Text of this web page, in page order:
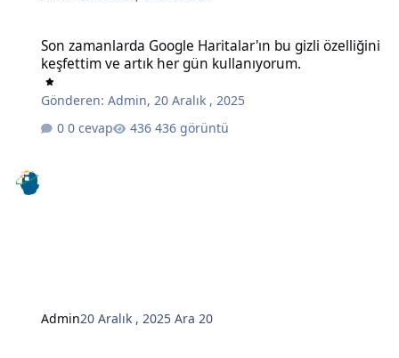
Son zamanlarda Google Haritalar'ın bu gizli özelliğini
keşfettim ve artık her gün kullanıyorum.
Gönderen:Admin,20 Aralık , 2025
0 cevap
436 görüntü
Admin20 Aralık , 2025Ara 20